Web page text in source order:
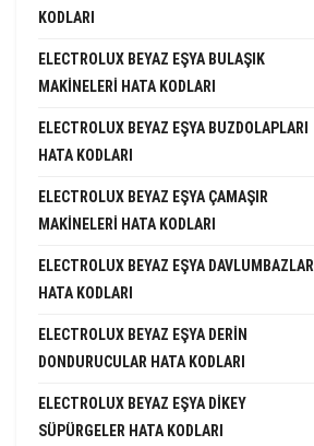
KODLARI
ELECTROLUX BEYAZ EŞYA BULAŞIK
MAKINELERI HATA KODLARI
ELECTROLUX BEYAZ EŞYA BUZDOLAPLARI
HATA KODLARI
ELECTROLUX BEYAZ EŞYA ÇAMAŞIR
MAKINELERI HATA KODLARI
ELECTROLUX BEYAZ EŞYA DAVLUMBAZLAR
HATA KODLARI
ELECTROLUX BEYAZ EŞYA DERIN
DONDURUCULAR HATA KODLARI
ELECTROLUX BEYAZ EŞYA DIKEY
SÜPÜRGELER HATA KODLARI